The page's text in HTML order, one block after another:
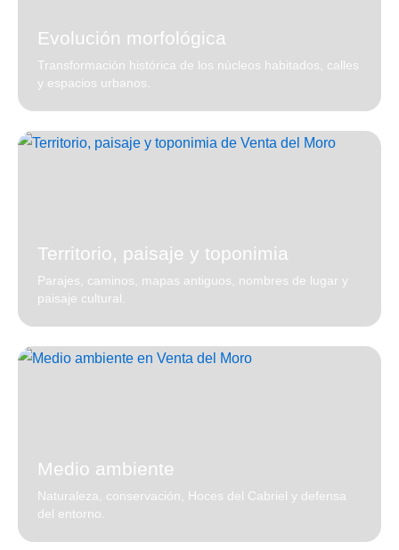
Evolución morfológica
Transformación histórica de los núcleos habitados, calles
y espacios urbanos.
Territorio, paisaje y toponimia
Parajes, caminos, mapas antiguos, nombres de lugar y
paisaje cultural.
Medio ambiente
Naturaleza, conservación, Hoces del Cabriel y defensa
del entorno.